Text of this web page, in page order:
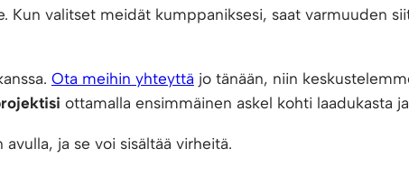
Kun valitset meidät kumppaniksesi, saat varmuuden
Ota meihin yhteyttä jo tänään, niin
ottamalla ensimmäinen askel kohti laadukasta
ja se voi sisältää virheitä.